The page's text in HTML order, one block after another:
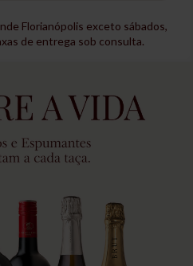
Florianópolis exceto sábados,
de entrega sob consulta.